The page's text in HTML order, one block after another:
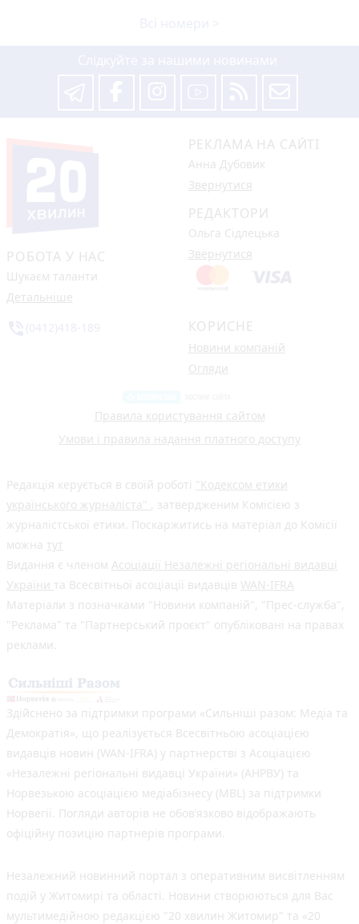
РОБОТА У НАС
Шукаєм таланти
Детальніше
РЕКЛАМА НА САЙТІ
Анна Дубовик
Звернутися
РЕДАКТОРИ
Ольга Сідлецька
Звернутися
КОРИСНЕ
Новини компаній
Огляди
Правила користування сайтом
Умови і правила надання платного доступу
Редакція керується в своїй роботі "Кодексом етики
українського журналіста" , затвердженим Комісією з
журналістської етики. Поскаржитись на матеріал до Комісії
можна тут
Видання є членом Асоціації Незалежні регіональні видавці
України та Всесвітньої асоціації видавців WAN-IFRA
Матеріали з позначками "Новини компаній", "Прес-служба",
"Реклама" та "Партнерський проєкт" опубліковані на правах
реклами.
Здійснено за підтримки програми «Сильніші разом: Медіа та
Демократія», що реалізується Всесвітньою асоціацією
видавців новин (WAN-IFRA) у партнерстві з Асоціацією
«Незалежні регіональні видавці України» (АНРВУ) та
Норвезькою асоціацією медіабізнесу (MBL) за підтримки
Норвегії. Погляди авторів не обов’язково відображають
офіційну позицію партнерів програми.
Незалежний новинний портал з оперативним висвітленням
подій у Житомирі та області. Новини створюються для Вас
мультимедійною редакцією "20 хвилин Житомир" та «20